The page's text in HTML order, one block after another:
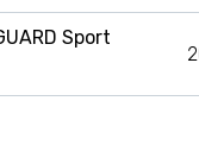
Sport